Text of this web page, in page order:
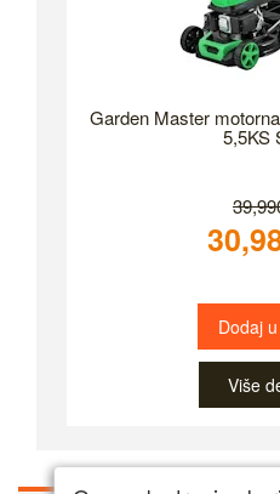
Garden Master
5,5KS
Dodaj
Više